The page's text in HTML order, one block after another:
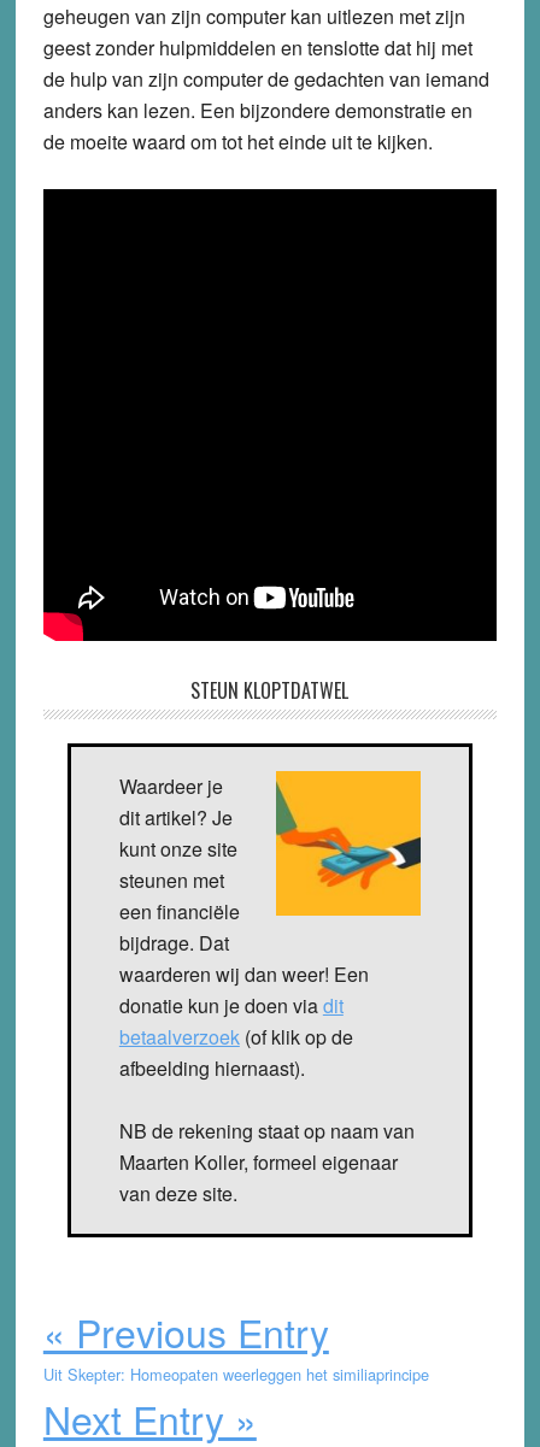
geheugen van zijn computer kan uitlezen met zijn
geest zonder hulpmiddelen en tenslotte dat hij met
de hulp van zijn computer de gedachten van iemand
anders kan lezen. Een bijzondere demonstratie en
de moeite waard om tot het einde uit te kijken.
STEUN KLOPTDATWEL
Waardeer je
dit artikel? Je
kunt onze site
steunen met
een financiële
bijdrage. Dat
waarderen wij dan weer! Een
donatie kun je doen viadit
betaalverzoek(of klik op de
afbeelding hiernaast).
NB de rekening staat op naam van
Maarten Koller, formeel eigenaar
van deze site.
« Previous Entry
Uit Skepter: Homeopaten weerleggen het similiaprincipe
Next Entry »